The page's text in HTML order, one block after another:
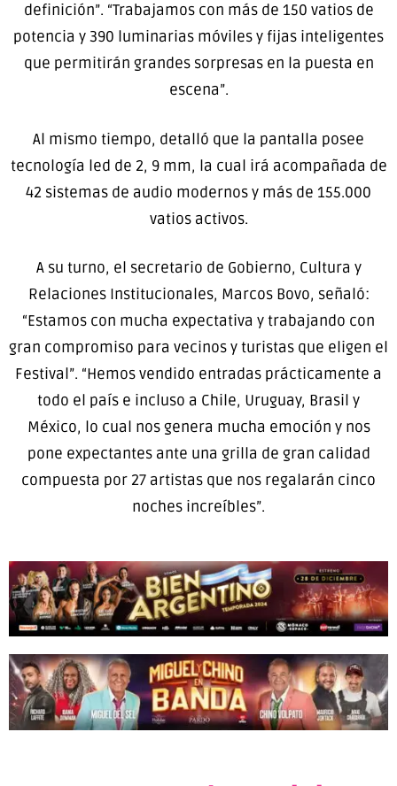
definición”. “Trabajamos con más de 150 vatios de
potencia y 390 luminarias móviles y fijas inteligentes
que permitirán grandes sorpresas en la puesta en
escena”.
Al mismo tiempo, detalló que la pantalla posee
tecnología led de 2, 9 mm, la cual irá acompañada de
42 sistemas de audio modernos y más de 155.000
vatios activos.
A su turno, el secretario de Gobierno, Cultura y
Relaciones Institucionales, Marcos Bovo, señaló:
“Estamos con mucha expectativa y trabajando con
gran compromiso para vecinos y turistas que eligen el
Festival”. “Hemos vendido entradas prácticamente a
todo el país e incluso a Chile, Uruguay, Brasil y
México, lo cual nos genera mucha emoción y nos
pone expectantes ante una grilla de gran calidad
compuesta por 27 artistas que nos regalarán cinco
noches increíbles”.